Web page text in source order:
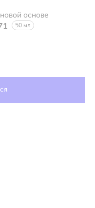
основе
50 мл